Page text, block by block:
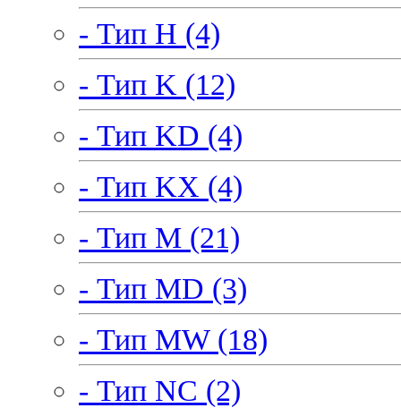
- Тип H (4)
- Тип K (12)
- Тип KD (4)
- Тип KX (4)
- Тип M (21)
- Тип MD (3)
- Тип MW (18)
- Тип NC (2)